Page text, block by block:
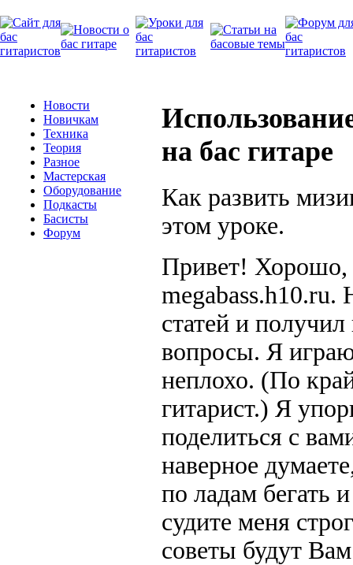
Новости
Новичкам
Техника
Теория
Разное
Мастерская
Оборудование
Подкасты
Басисты
Форум
на бас гитаре
Как развить
этом уроке.
Привет! Хорошо,
статей и
вопросы. Я
неплохо. (По
гитарист.) Я
поделиться с
наверное
по ладам бегать
судите меня
советы будут